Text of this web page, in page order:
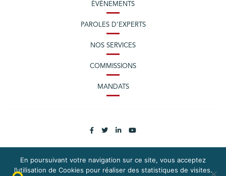
ÉVÈNEMENTS
PAROLES D’EXPERTS
NOS SERVICES
COMMISSIONS
MANDATS
En poursuivant votre navigation sur ce site, vous acceptez
l’utilisation de Cookies pour réaliser des statistiques de visites.